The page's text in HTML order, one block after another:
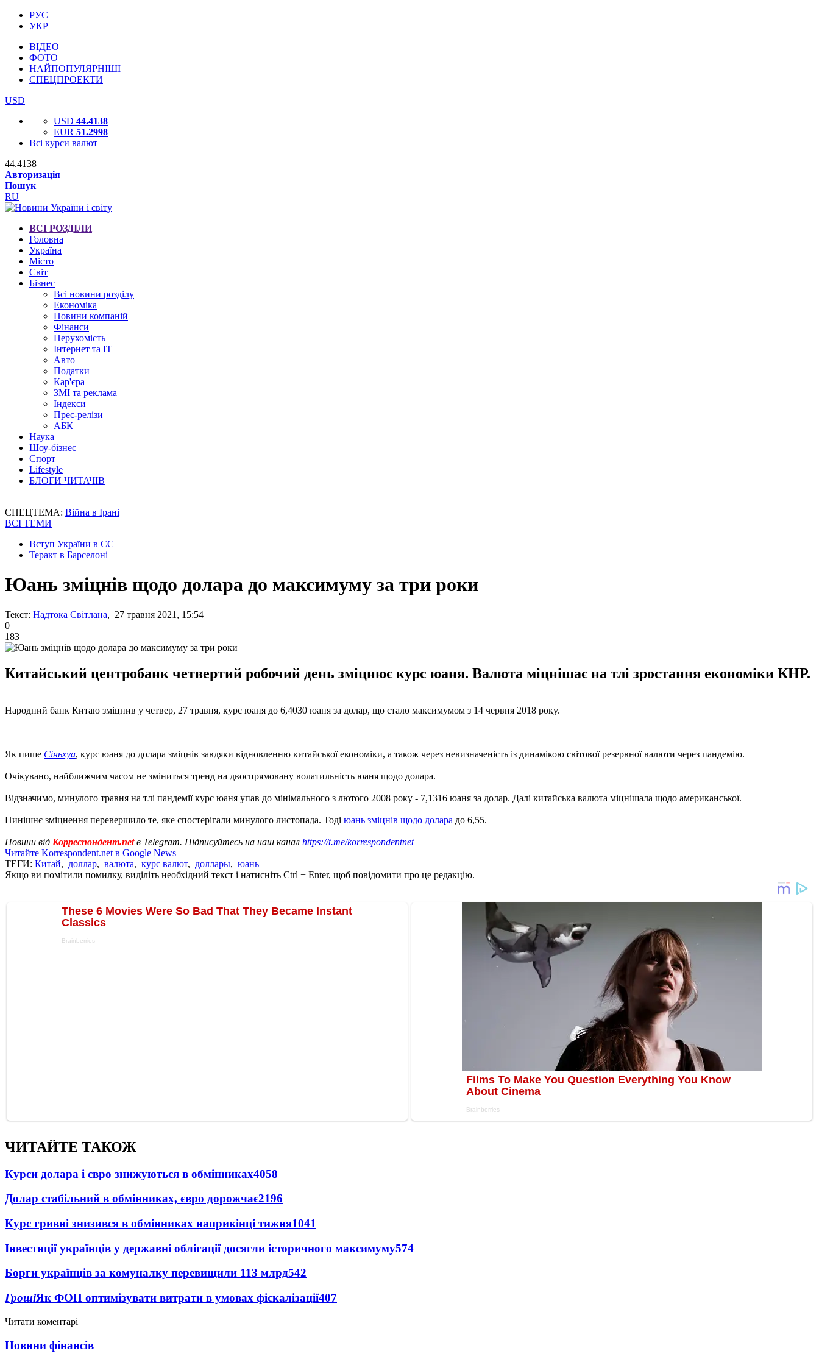
РУС
УКР
ВІДЕО
ФОТО
НАЙПОПУЛЯРНІШІ
СПЕЦПРОЕКТИ
USD
USD 44.4138
EUR 51.2998
Всі курси валют
44.4138
Авторизація
Пошук
RU
ВСІ РОЗДІЛИ
Головна
Україна
Місто
Світ
Бізнес
Всі новини розділу
Економіка
Новини компаній
Фінанси
Нерухомість
Інтернет та IT
Авто
Податки
Кар'єра
ЗМІ та реклама
Індекси
Прес-релізи
АБК
Наука
Шоу-бізнес
Спорт
Lifestyle
БЛОГИ ЧИТАЧІВ
СПЕЦТЕМА: Війна в Ірані
ВСІ ТЕМИ
Вступ України в ЄС
Теракт в Барселоні
Юань зміцнів щодо долара до максимуму за три роки
Текст: Надтока Світлана, 27 травня 2021, 15:54
0
183
Китайський центробанк четвертий робочий день зміцнює курс юаня. Валюта міцнішає на тлі зростання економіки КНР.
Народний банк Китаю зміцнив у четвер, 27 травня, курс юаня до 6,4030 юаня за долар, що стало максимумом з 14 червня 2018 року.
Як пише Сіньхуа, курс юаня до долара зміцнів завдяки відновленню китайської економіки, а також через невизначеність із динамікою світової резервної валюти через пандемію.
Очікувано, найближчим часом не зміниться тренд на двоспрямовану волатильність юаня щодо долара.
Відзначимо, минулого травня на тлі пандемії курс юаня упав до мінімального з лютого 2008 року - 7,1316 юаня за долар. Далі китайська валюта міцнішала щодо американської.
Нинішнє зміцнення перевершило те, яке спостерігали минулого листопада. Тоді юань зміцнів щодо долара до 6,55.
Новини від Корреспондент.netв Telegram. Підписуйтесь на наш канал https://t.me/korrespondentnet
Читайте Korrespondent.net в Google News
ТЕГИ: Китай, доллар, валюта, курс валют, доллары, юань
Якщо ви помітили помилку, виділіть необхідний текст і натисніть Ctrl + Enter, щоб повідомити про це редакцію.
ЧИТАЙТЕ ТАКОЖ
Курси долара і євро знижуються в обмінниках4058
Долар стабільний в обмінниках, євро дорожчає2196
Курс гривні знизився в обмінниках наприкінці тижня1041
Інвестиції українців у державні облігації досягли історичного максимуму574
Борги українців за комуналку перевищили 113 млрд542
ГрошіЯк ФОП оптимізувати витрати в умовах фіскалізації407
Читати коментарі
Новини фінансів